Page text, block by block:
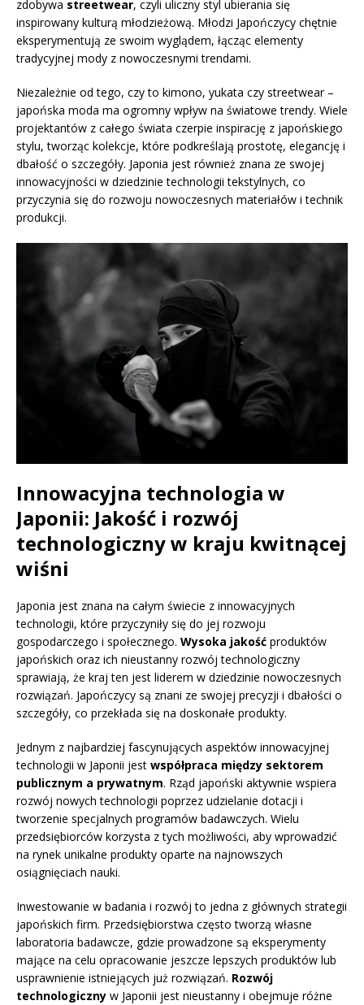
zdobywa streetwear, czyli uliczny styl ubierania się
inspirowany kulturą młodzieżową. Młodzi Japończycy chętnie
eksperymentują ze swoim wyglądem, łącząc elementy
tradycyjnej mody z nowoczesnymi trendami.
Niezależnie od tego, czy to kimono, yukata czy streetwear –
japońska moda ma ogromny wpływ na światowe trendy. Wiele
projektantów z całego świata czerpie inspirację z japońskiego
stylu, tworząc kolekcje, które podkreślają prostotę, elegancję i
dbałość o szczegóły. Japonia jest również znana ze swojej
innowacyjności w dziedzinie technologii tekstylnych, co
przyczynia się do rozwoju nowoczesnych materiałów i technik
produkcji.
Innowacyjna technologia w
Japonii: Jakość i rozwój
technologiczny w kraju kwitnącej
wiśni
Japonia jest znana na całym świecie z innowacyjnych
technologii, które przyczyniły się do jej rozwoju
gospodarczego i społecznego. Wysoka jakość produktów
japońskich oraz ich nieustanny rozwój technologiczny
sprawiają, że kraj ten jest liderem w dziedzinie nowoczesnych
rozwiązań. Japończycy są znani ze swojej precyzji i dbałości o
szczegóły, co przekłada się na doskonałe produkty.
Jednym z najbardziej fascynujących aspektów innowacyjnej
technologii w Japonii jest współpraca między sektorem
publicznym a prywatnym. Rząd japoński aktywnie wspiera
rozwój nowych technologii poprzez udzielanie dotacji i
tworzenie specjalnych programów badawczych. Wielu
przedsiębiorców korzysta z tych możliwości, aby wprowadzić
na rynek unikalne produkty oparte na najnowszych
osiągnięciach nauki.
Inwestowanie w badania i rozwój to jedna z głównych strategii
japońskich firm. Przedsiębiorstwa często tworzą własne
laboratoria badawcze, gdzie prowadzone są eksperymenty
mające na celu opracowanie jeszcze lepszych produktów lub
usprawnienie istniejących już rozwiązań. Rozwój
technologiczny w Japonii jest nieustanny i obejmuje różne